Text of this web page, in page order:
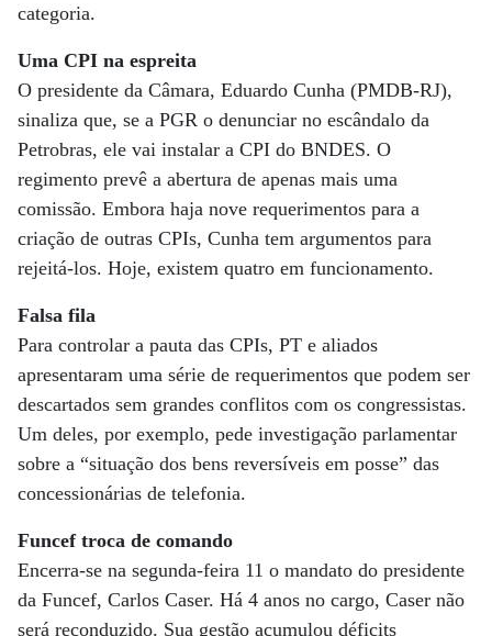
categoria.
Uma CPI na espreita
O presidente da Câmara, Eduardo Cunha (PMDB-RJ),
sinaliza que, se a PGR o denunciar no escândalo da
Petrobras, ele vai instalar a CPI do BNDES. O
regimento prevê a abertura de apenas mais uma
comissão. Embora haja nove requerimentos para a
criação de outras CPIs, Cunha tem argumentos para
rejeitá-los. Hoje, existem quatro em funcionamento.
Falsa fila
Para controlar a pauta das CPIs, PT e aliados
apresentaram uma série de requerimentos que podem ser
descartados sem grandes conflitos com os congressistas.
Um deles, por exemplo, pede investigação parlamentar
sobre a “situação dos bens reversíveis em posse” das
concessionárias de telefonia.
Funcef troca de comando
Encerra-se na segunda-feira 11 o mandato do presidente
da Funcef, Carlos Caser. Há 4 anos no cargo, Caser não
será reconduzido. Sua gestão acumulou déficits